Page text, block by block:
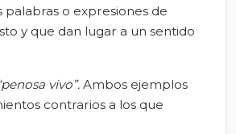
o expresiones de
y que dan lugar a un sentido
vivo”. Ambos ejemplos
contrarios a los que